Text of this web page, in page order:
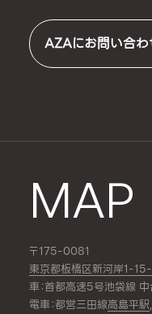
AZAにお問い合わ
MAP
〒175-0081
東京都板橋区新河岸1-
車：首都高速5号池袋線
電車：都営三田線高島平駅